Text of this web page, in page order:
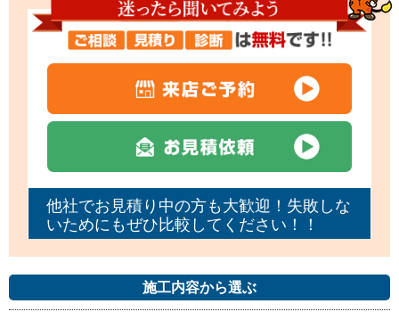
他社でお見積り中の方も大歓迎！失敗しな
いためにもぜひ比較してください！！
施工内容から選ぶ